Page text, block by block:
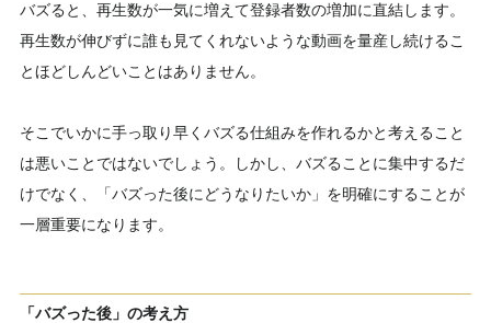
バズると、再生数が一気に増えて登録者数の増加に直結します。
再生数が伸びずに誰も見てくれないような動画を量産し続けるこ
とほどしんどいことはありません。
そこでいかに手っ取り早くバズる仕組みを作れるかと考えること
は悪いことではないでしょう。しかし、バズることに集中するだ
けでなく、「バズった後にどうなりたいか」を明確にすることが
一層重要になります。
「バズった後」の考え方